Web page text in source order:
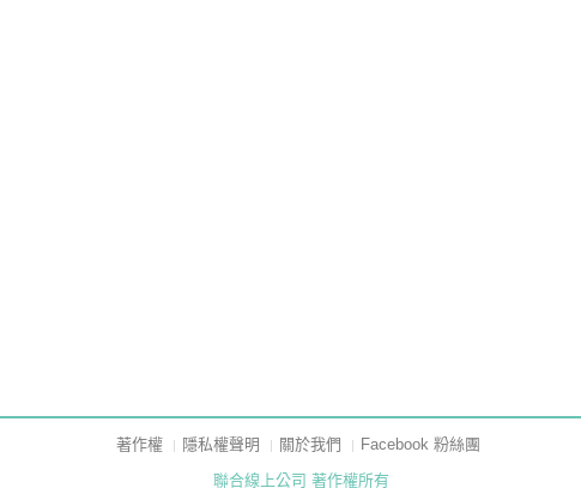
著作權 隱私權聲明 關於我們
Facebook 粉絲團
聯合線上公司 著作權所有